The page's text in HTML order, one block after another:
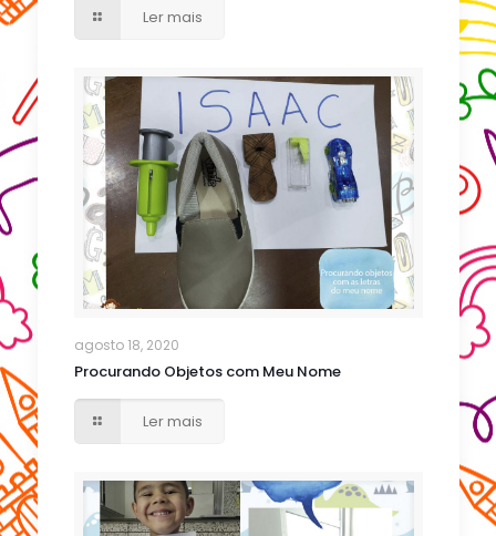
Ler mais
agosto 18, 2020
Procurando Objetos com Meu Nome
Ler mais